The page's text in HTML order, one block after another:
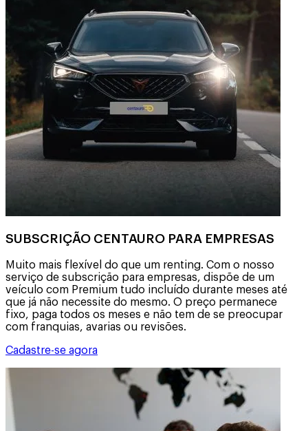
SUBSCRIÇÃO CENTAURO PARA EMPRESAS
Muito mais flexível do que um renting. Com o nosso
serviço de subscrição para empresas, dispõe de um
veículo com Premium tudo incluído durante meses até
que já não necessite do mesmo. O preço permanece
fixo, paga todos os meses e não tem de se preocupar
com franquias, avarias ou revisões.
Cadastre-se agora